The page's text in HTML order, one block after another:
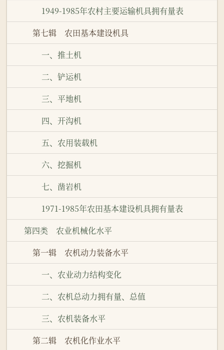
1949-1985年农村主要运输机具拥有量表
第七辑 农田基本建设机具
一、推土机
二、铲运机
三、平地机
四、开沟机
五、农用装载机
六、挖掘机
七、凿岩机
1971-1985年农田基本建设机具拥有量表
第四类 农业机械化水平
第一辑 农机动力装备水平
一、农业动力结构变化
二、农机总动力拥有量、总值
三、农机装备水平
第二辑 农机化作业水平